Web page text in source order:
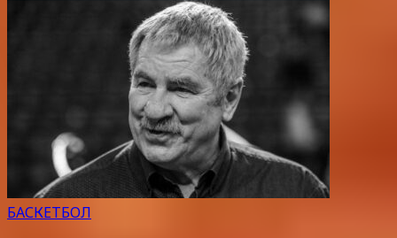
БАСКЕТБОЛ